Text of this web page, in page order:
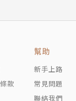
款
幫助
新手上路
常見問題
聯絡我們